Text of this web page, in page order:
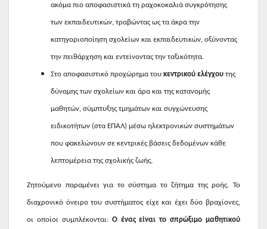
ακόμα πιο αποφασιστικά τη ραχοκοκαλιά συγκρότησης
των εκπαιδευτικών, τραβώντας ως τα άκρα την
κατηγοριοποίηση σχολείων και εκπαιδευτικών, οξύνοντας
την πειθάρχηση και εντείνοντας την ταξικότητα.
Στο αποφασιστικό προχώρημα του κεντρικού ελέγχουτης
δύναμης των σχολείων και άρα και της κατανομής
μαθητών, σύμπτυξης τμημάτων και συγχώνευσης
ειδικοτήτων (στα ΕΠΑΛ) μέσω ηλεκτρονικών συστημάτων
που φακελώνουν σε κεντρικές βάσεις δεδομένων κάθε
λεπτομέρεια της σχολικής ζωής,
Ζητούμενο παραμένει για το σύστημα το ζήτημα της ροής. Το
διαχρονικό όνειρο του συστήματος είχε και έχει δύο βραχίονες,
οι οποίοι συμπλέκονται: Ο ένας είναι το σπρώξιμο μαθητικού